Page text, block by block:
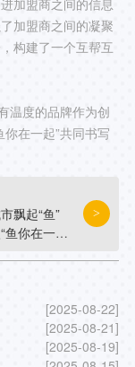
加盟商之间的凝聚
构建了一个互帮互
温度的品牌作为创
在一起”共同书写
>
飘起“鱼”
鱼你在一
[2025-08-22]
[2025-08-21]
[2025-08-19]